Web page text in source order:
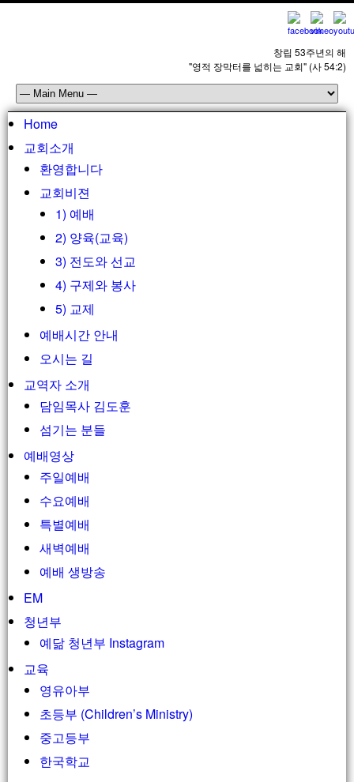
창립 53주년의 해
"영적 장막터를 넓히는 교회" (사 54:2)
Home
교회소개
환영합니다
교회비젼
1) 예배
2) 양육(교육)
3) 전도와 선교
4) 구제와 봉사
5) 교제
예배시간 안내
오시는 길
교역자 소개
담임목사 김도훈
섬기는 분들
예배영상
주일예배
수요예배
특별예배
새벽예배
예배 생방송
EM
청년부
예닮 청년부 Instagram
교육
영유아부
초등부 (Children’s Ministry)
중고등부
한국학교